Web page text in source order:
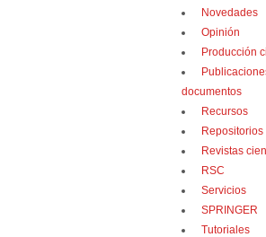
Novedades
Opinión
Producción
documentos
Recursos
Repositorios
Revistas
RSC
Servicios
SPRINGER
Tutoriales